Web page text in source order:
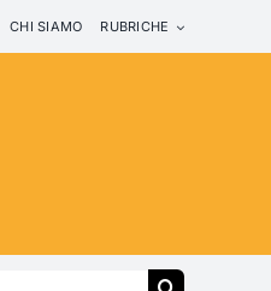
CHI SIAMO RUBRICHE